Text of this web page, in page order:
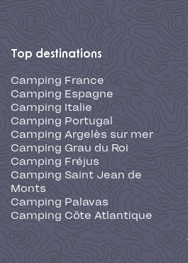
Top destinations
Camping France
Camping Espagne
Camping Italie
Camping Portugal
Camping Argelès sur mer
Camping Grau du Roi
Camping Fréjus
Camping Saint Jean de
Monts
Camping Palavas
Camping Côte Atlantique